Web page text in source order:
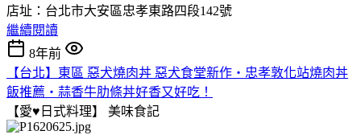
店址：台北市大安區忠孝東路四段142號
繼續閱讀
8年前
【台北】東區 惡犬燒肉丼 惡犬食堂新作‧忠孝敦化站燒肉丼
飯推薦‧蒜香牛肋條丼好香又好吃！
【愛♥日式料理】 美味食記